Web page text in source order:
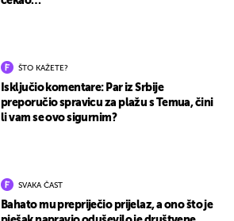
ŠTO KAŽETE?
Isključio komentare: Par iz Srbije
preporučio spravicu za plažu s Temua, čini
li vam se ovo sigurnim?
SVAKA ČAST
Bahato mu prepriječio prijelaz, a ono što je